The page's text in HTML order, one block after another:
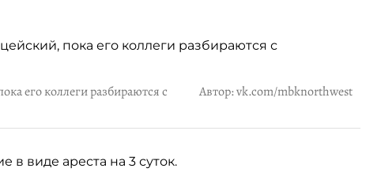
его коллеги разбираются с
Автор: vk.com/mbknorthwest
в виде ареста на 3 суток.